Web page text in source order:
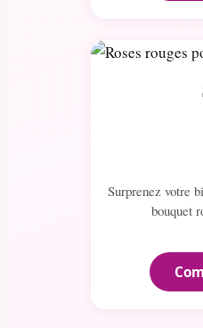
Surprenez votre
bouquet